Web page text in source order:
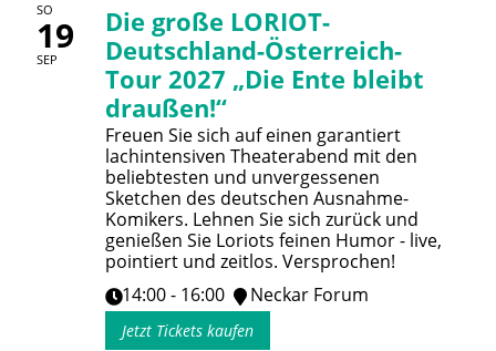
SO
19
SEP
Die große LORIOT-
Deutschland-Österreich-
Tour 2027 „Die Ente bleibt
draußen!“
Freuen Sie sich auf einen garantiert
lachintensiven Theaterabend mit den
beliebtesten und unvergessenen
Sketchen des deutschen Ausnahme-
Komikers. Lehnen Sie sich zurück und
genießen Sie Loriots feinen Humor - live,
pointiert und zeitlos. Versprochen!
14:00 - 16:00
Neckar Forum
Jetzt Tickets kaufen